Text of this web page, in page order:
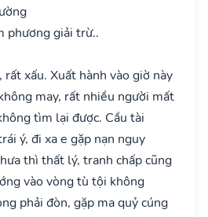
phương giải trừ..
xấu. Xuất hành vào giờ này
may, rất nhiều người mất
tìm lại được. Cầu tài
ý, đi xa e gặp nạn nguy
thì thất lý, tranh chấp cũng
vào vòng tù tội không
phải đòn, gặp ma quỷ cúng